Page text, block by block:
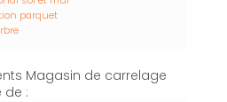
parquet
Magasin de carrelage
de :